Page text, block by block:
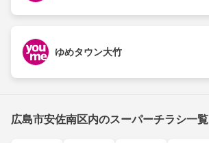
ゆめタウン大竹
広島市安佐南区内のスーパーチラシ一覧